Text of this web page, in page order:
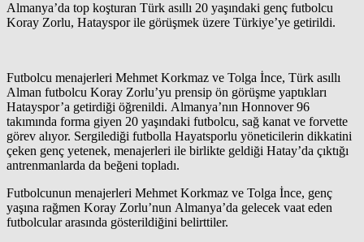
Almanya’da top koşturan Türk asıllı 20 yaşındaki genç futbolcu
Koray Zorlu, Hatayspor ile görüşmek üzere Türkiye’ye getirildi.
Futbolcu menajerleri Mehmet Korkmaz ve Tolga İnce, Türk asıllı
Alman futbolcu Koray Zorlu’yu prensip ön görüşme yaptıkları
Hatayspor’a getirdiği öğrenildi. Almanya’nın Honnover 96
takımında forma giyen 20 yaşındaki futbolcu, sağ kanat ve forvette
görev alıyor. Sergilediği futbolla Hayatsporlu yöneticilerin dikkatini
çeken genç yetenek, menajerleri ile birlikte geldiği Hatay’da çıktığı
antrenmanlarda da beğeni topladı.
Futbolcunun menajerleri Mehmet Korkmaz ve Tolga İnce, genç
yaşına rağmen Koray Zorlu’nun Almanya’da gelecek vaat eden
futbolcular arasında gösterildiğini belirttiler.